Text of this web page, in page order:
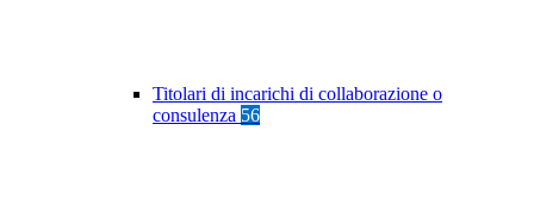
Titolari di incarichi di collaborazione o
consulenza 56